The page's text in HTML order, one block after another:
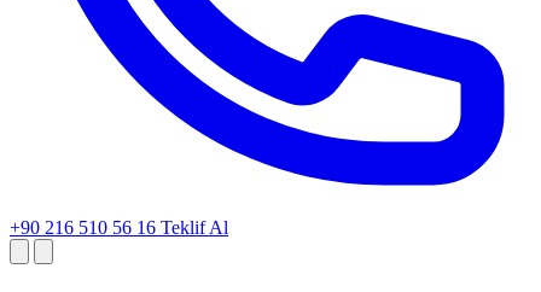
+90 216 510 56 16 Teklif Al